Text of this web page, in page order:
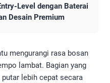
Level dengan Baterai
Desain Premium
mengurangi rasa bosan
lambat. Bagian yang
putar lebih cepat secara